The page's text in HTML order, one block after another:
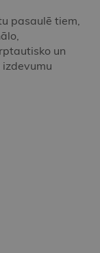
pasaulē tiem,
un